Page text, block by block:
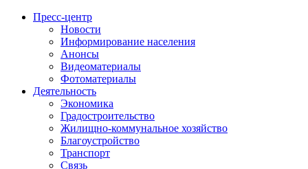
Пресс-центр
Новости
Информирование населения
Анонсы
Видеоматериалы
Фотоматериалы
Деятельность
Экономика
Градостроительство
Жилищно-коммунальное хозяйство
Благоустройство
Транспорт
Связь